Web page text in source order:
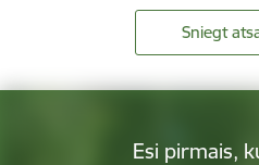
Sniegt
Esi pirmais,